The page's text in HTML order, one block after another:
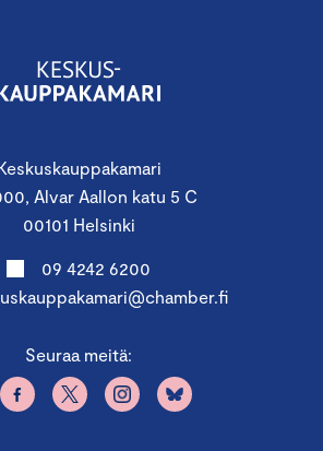
Alvar Aallon katu 5 C
00101 Helsinki
09 4242 6200
Seuraa meitä: